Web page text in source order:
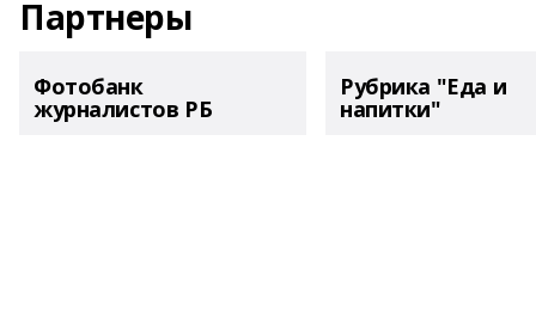
Партнеры
Фотобанк
журналистов РБ
Рубрика "Еда и
напитки"